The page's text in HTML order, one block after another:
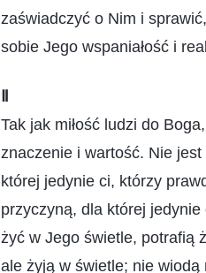
zaświadczyć o Nim i
sobie Jego wspaniałość i
Tak jak miłość ludzi do
znaczenie i wartość. Nie
której jedynie ci, którzy
przyczyną, dla której
żyć w Jego świetle, potrafią
ale żyją w świetle; nie wiodą